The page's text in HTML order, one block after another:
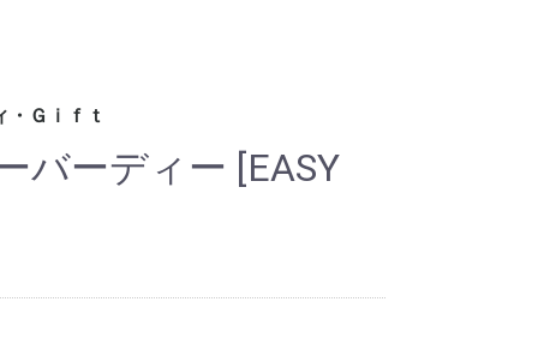
・Ｇｉｆｔ
)グッズ
ン小物
バーディー [EASY